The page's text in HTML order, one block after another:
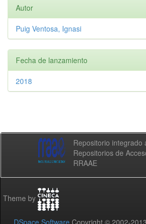
Autor
Puig Ventosa, Ignasi
Fecha de lanzamiento
2018
Repositorio integrado
Repositorios de
RRAAE
Theme by
DSpace Software Copyright © 2002-2013